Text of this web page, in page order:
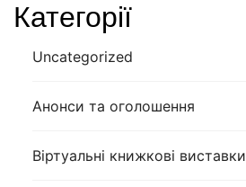
Категорії
Uncategorized
Анонси та оголошення
Віртуальні книжкові виставки